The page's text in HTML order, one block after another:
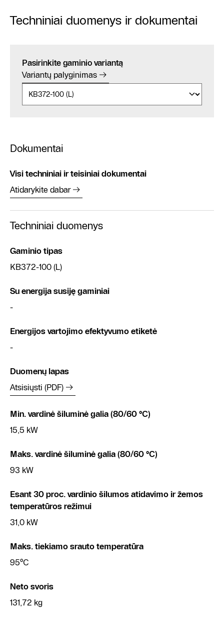
Techniniai duomenys ir dokumentai
Pasirinkite gaminio variantą
Variantų palyginimas
Dokumentai
Visi techniniai ir teisiniai dokumentai
Atidarykite dabar
Techniniai duomenys
Gaminio tipas
KB372-100 (L)
Su energija susiję gaminiai
-
Energijos vartojimo efektyvumo etiketė
-
Duomenų lapas
Atsisiųsti (PDF)
Min. vardinė šiluminė galia (80/60 °C)
15,5 kW
Maks. vardinė šiluminė galia (80/60 °C)
93 kW
Esant 30 proc. vardinio šilumos atidavimo ir žemos
temperatūros režimui
31,0 kW
Maks. tiekiamo srauto temperatūra
95°C
Neto svoris
131,72 kg